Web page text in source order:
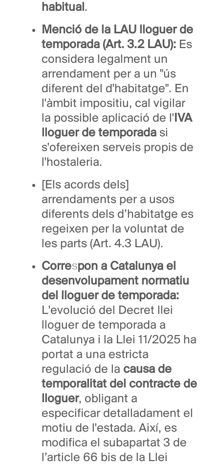
habitual.
Menció de la LAU lloguer de
temporada (Art. 3.2 LAU): Es
considera legalment un
arrendament per a un "ús
diferent del d'habitatge". En
l'àmbit impositiu, cal vigilar
la possible aplicació de l'IVA
lloguer de temporada si
s'ofereixen serveis propis de
l'hostaleria.
[Els acords dels]
arrendaments per a usos
diferents dels d’habitatge es
regeixen per la voluntat de
les parts (Art. 4.3 LAU).
Correspon a Catalunya el
desenvolupament normatiu
del lloguer de temporada:
L'evolució del Decret llei
lloguer de temporada a
Catalunya i la Llei 11/2025 ha
portat a una estricta
regulació de la causa de
temporalitat del contracte de
lloguer, obligant a
especificar detalladament el
motiu de l'estada. Així, es
modifica el subapartat 3 de
l’article 66 bis de la Llei